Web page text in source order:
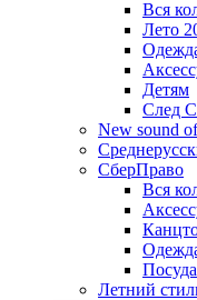
Вся
Лето
Детям
След
New sound
СберПраво
Вся
Посуда
Летний